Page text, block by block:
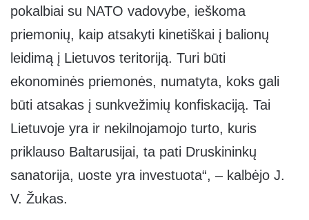
pokalbiai su NATO vadovybe, ieškoma
priemonių, kaip atsakyti kinetiškai į balionų
leidimą į Lietuvos teritoriją. Turi būti
ekonominės priemonės, numatyta, koks gali
būti atsakas į sunkvežimių konfiskaciją. Tai
Lietuvoje yra ir nekilnojamojo turto, kuris
priklauso Baltarusijai, ta pati Druskininkų
sanatorija, uoste yra investuota“, – kalbėjo J.
V. Žukas.